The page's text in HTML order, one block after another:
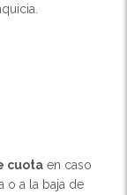
cuota en caso
o a la baja de